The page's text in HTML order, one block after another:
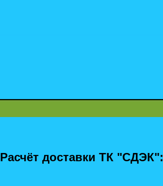
Расчёт доставки ТК "СДЭК":